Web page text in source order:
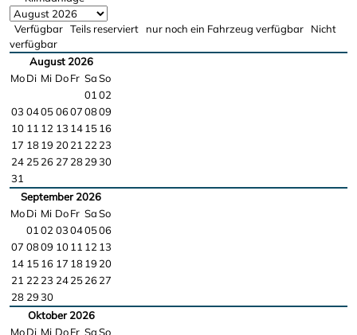
Verfügbar Teils reserviert nur noch ein Fahrzeug verfügbar
Nicht
verfügbar
August 2026
MoDi Mi DoFr SaSo
0102
03 040506070809
10 11 12 13 141516
17 1819 20 21 2223
24 2526 27 282930
31
September 2026
MoDi Mi DoFr SaSo
010203040506
07 0809 10 11 1213
14 1516 17 1819 20
21 2223 24 252627
28 2930
Oktober 2026
MoDi Mi DoFr SaSo